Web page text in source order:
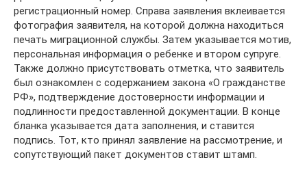
регистрационный номер. Справа заявления вклеивается
фотография заявителя, на которой должна находиться
печать миграционной службы. Затем указывается мотив,
персональная информация о ребенке и втором супруге.
Также должно присутствовать отметка, что заявитель
был ознакомлен с содержанием закона «О гражданстве
РФ», подтверждение достоверности информации и
подлинности предоставленной документации. В конце
бланка указывается дата заполнения, и ставится
подпись. Тот, кто принял заявление на рассмотрение, и
сопутствующий пакет документов ставит штамп.